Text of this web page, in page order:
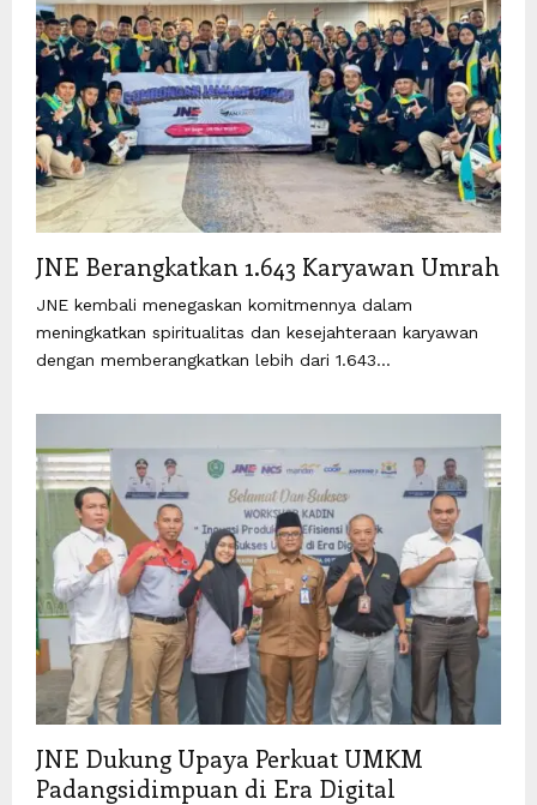
JNE Berangkatkan 1.643 Karyawan Umrah
JNE kembali menegaskan komitmennya dalam
meningkatkan spiritualitas dan kesejahteraan karyawan
dengan memberangkatkan lebih dari 1.643...
JNE Dukung Upaya Perkuat UMKM
Padangsidimpuan di Era Digital